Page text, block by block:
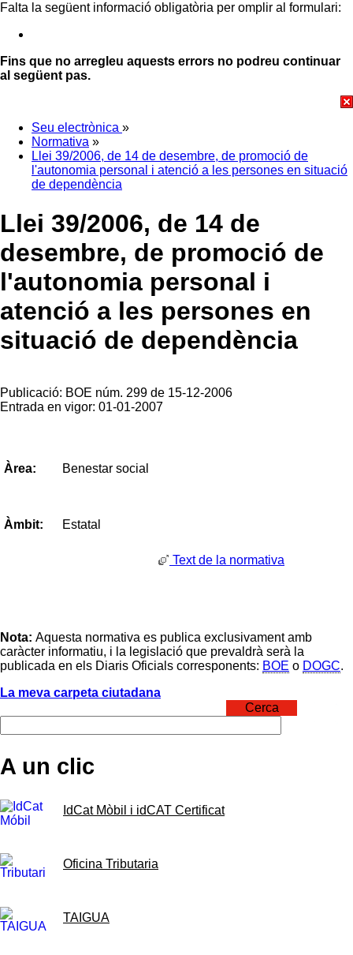
Falta la següent informació obligatòria per omplir al formulari:
Fins que no arregleu aquests errors no podreu continuar
al següent pas.
Seu electrònica »
Normativa »
Llei 39/2006, de 14 de desembre, de promoció de
l'autonomia personal i atenció a les persones en situació
de dependència
Llei 39/2006, de 14 de
desembre, de promoció de
l'autonomia personal i
atenció a les persones en
situació de dependència
Publicació: BOE núm. 299 de 15-12-2006
Entrada en vigor: 01-01-2007
Àrea: Benestar social
Àmbit: Estatal
Text de la normativa
Nota: Aquesta normativa es publica exclusivament amb
caràcter informatiu, i la legislació que prevaldrà serà la
publicada en els Diaris Oficials corresponents: BOE o DOGC.
La meva carpeta ciutadana
Cerca
A un clic
IdCat Mòbil i idCAT Certificat
Oficina Tributaria
TAIGUA